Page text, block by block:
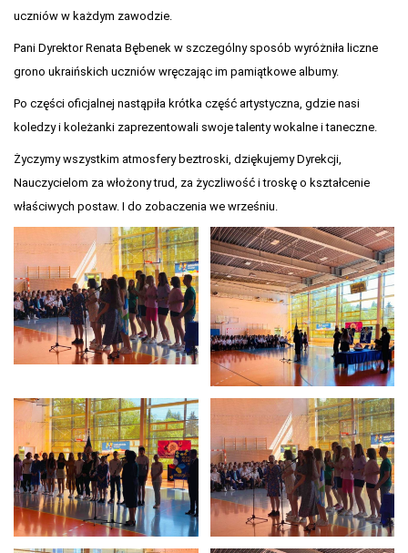
uczniów w każdym zawodzie.
Pani Dyrektor Renata Bębenek w szczególny sposób wyróżniła liczne
grono ukraińskich uczniów wręczając im pamiątkowe albumy.
Po części oficjalnej nastąpiła krótka część artystyczna, gdzie nasi
koledzy i koleżanki zaprezentowali swoje talenty wokalne i taneczne.
Życzymy wszystkim atmosfery beztroski, dziękujemy Dyrekcji,
Nauczycielom za włożony trud, za życzliwość i troskę o kształcenie
właściwych postaw. I do zobaczenia we wrześniu.